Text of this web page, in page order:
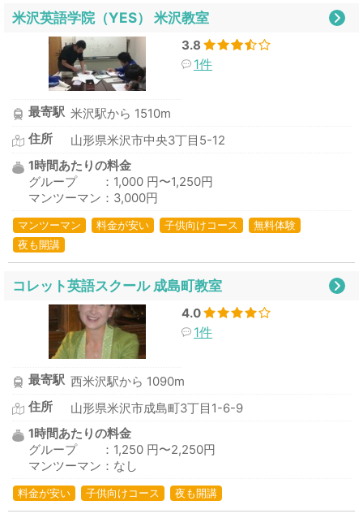
米沢英語学院（YES） 米沢教室
3.8
1件
最寄駅 米沢駅から 1510m
住所
山形県米沢市中央3丁目5-12
1時間あたりの料金
グループ ：1,000 円〜1,250円
マンツーマン：3,000円
マンツーマン 料金が安い 子供向けコース
無料体験
夜も開講
コレット英語スクール 成島町教室
4.0
1件
最寄駅 西米沢駅から 1090m
住所
山形県米沢市成島町3丁目1-6-9
1時間あたりの料金
グループ ：1,250 円〜2,250円
マンツーマン：なし
料金が安い 子供向けコース 夜も開講